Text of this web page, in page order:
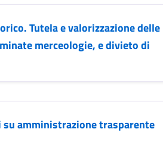
Tutela e valorizzazione delle
merceologie, e divieto di
amministrazione trasparente